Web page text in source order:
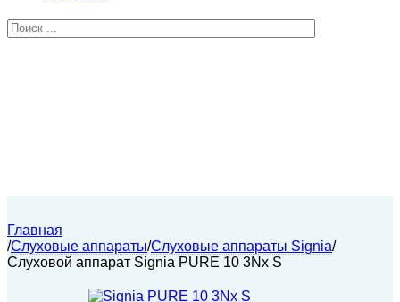
Главная
/Слуховые аппараты/Слуховые аппараты Signia/
Слуховой аппарат Signia PURE 10 3Nx S